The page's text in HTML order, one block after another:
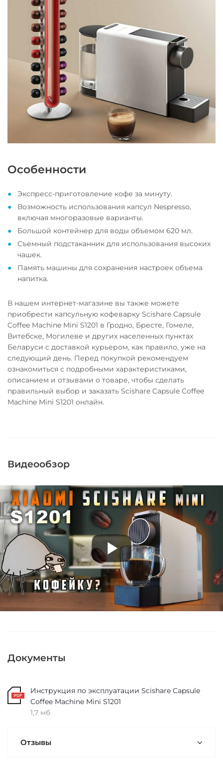
Особенности
Экспресс-приготовление кофе за минуту.
Возможность использования капсул Nespresso,
включая многоразовые варианты.
Большой контейнер для воды объемом 620 мл.
Съемный подстаканник для использования высоких
чашек.
Память машины для сохранения настроек объема
напитка.
В нашем интернет-магазине вы также можете
приобрести капсульную кофеварку Scishare Capsule
Coffee Machine Mini S1201 в Гродно, Бресте, Гомеле,
Витебске, Могилеве и других населенных пунктах
Беларуси с доставкой курьером, как правило, уже на
следующий день. Перед покупкой рекомендуем
ознакомиться с подробными характеристиками,
описанием и отзывами о товаре, чтобы сделать
правильный выбор и заказать Scishare Capsule Coffee
Machine Mini S1201 онлайн.
Видеообзор
Документы
Инструкция по эксплуатации Scishare Capsule
Coffee Machine Mini S1201
1,7 мб
Отзывы